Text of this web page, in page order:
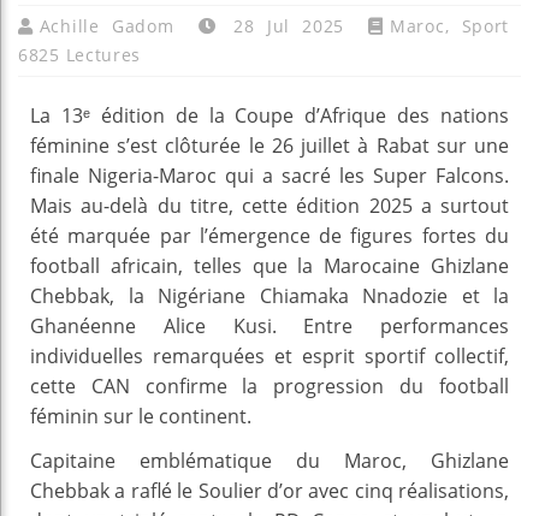
Achille Gadom 28 Jul 2025 Maroc, Sport
6825 Lectures
La 13ᵉ édition de la Coupe d’Afrique des nations
féminine s’est clôturée le 26 juillet à Rabat sur une
finale Nigeria-Maroc qui a sacré les Super Falcons.
Mais au-delà du titre, cette édition 2025 a surtout
été marquée par l’émergence de figures fortes du
football africain, telles que la Marocaine Ghizlane
Chebbak, la Nigériane Chiamaka Nnadozie et la
Ghanéenne Alice Kusi. Entre performances
individuelles remarquées et esprit sportif collectif,
cette CAN confirme la progression du football
féminin sur le continent.
Capitaine emblématique du Maroc, Ghizlane
Chebbak a raflé le Soulier d’or avec cinq réalisations,